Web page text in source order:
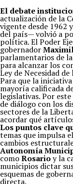
El debate
actualización de la
vigente desde 1962
del país— volvió a
política. El Poder
gobernador
parlamentarios de
para alcanzar los
Ley de Necesidad
Para que la
mayoría calificada
legislativas. Por
de diálogo con los
sectores de la
acordar qué
Los puntos clave
temas que impulsa
cambios
Autonomía
comoRosarioy la
municipios dictar
esquemas de
directa.